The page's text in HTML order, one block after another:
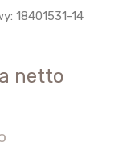
18401531-14
netto